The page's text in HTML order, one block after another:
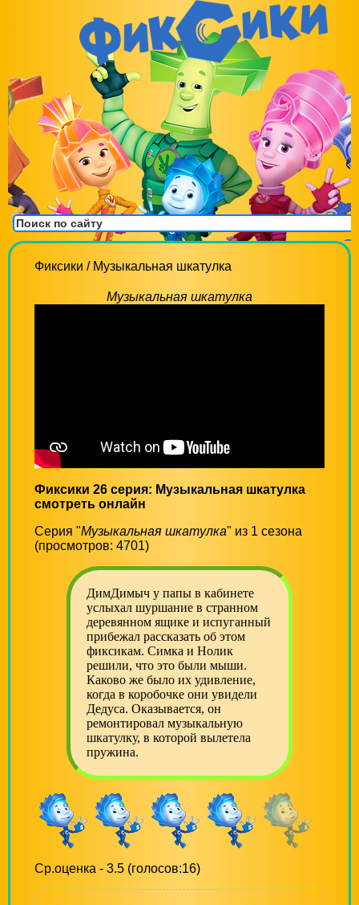
Фиксики / Музыкальная шкатулка
Музыкальная шкатулка
Фиксики 26 серия: Музыкальная шкатулка
смотреть онлайн
Серия "Музыкальная шкатулка" из 1 сезона
(просмотров: 4701)
ДимДимыч у папы в кабинете
услыхал шуршание в странном
деревянном ящике и испуганный
прибежал рассказать об этом
фиксикам. Симка и Нолик
решили, что это были мыши.
Каково же было их удивление,
когда в коробочке они увидели
Дедуса. Оказывается, он
ремонтировал музыкальную
шкатулку, в которой вылетела
пружина.
Ср.оценка - 3.5 (голосов:16)